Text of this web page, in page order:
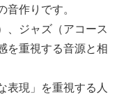
音作りです。
、ジャズ（アコース
を重視する音源と相
現」を重視する人